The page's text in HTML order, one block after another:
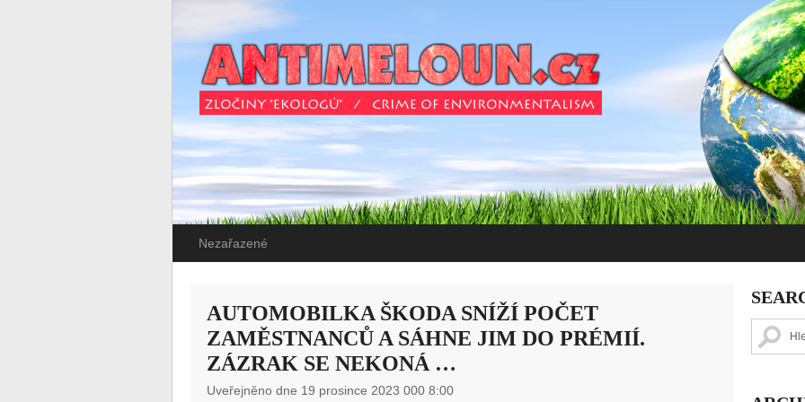
Nezařazené
AUTOMOBILKA ŠKODA SNÍŽÍ POČET
ZAMĚSTNANCŮ A SÁHNE JIM DO PRÉMIÍ.
ZÁZRAK SE NEKONÁ …
Uveřejněno dne 19 prosince 2023 000 8:00